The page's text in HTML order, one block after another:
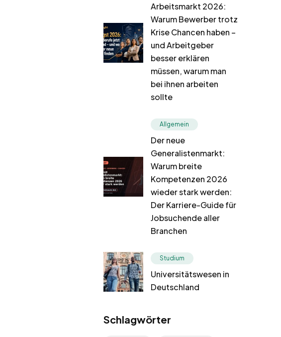
Arbeitsmarkt 2026:
Warum Bewerber trotz
Krise Chancen haben –
und Arbeitgeber
besser erklären
müssen, warum man
bei ihnen arbeiten
sollte
Allgemein
Der neue
Generalistenmarkt:
Warum breite
Kompetenzen 2026
wieder stark werden:
Der Karriere-Guide für
Jobsuchende aller
Branchen
Studium
Universitätswesen in
Deutschland
Schlagwörter